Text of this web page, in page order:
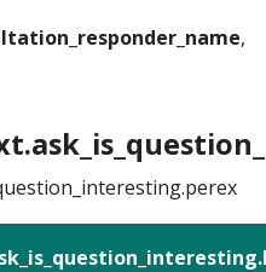
,